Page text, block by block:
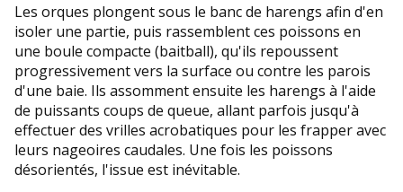
Les orques plongent sous le banc de harengs afin d'en
isoler une partie, puis rassemblent ces poissons en
une boule compacte (baitball), qu'ils repoussent
progressivement vers la surface ou contre les parois
d'une baie. Ils assomment ensuite les harengs à l'aide
de puissants coups de queue, allant parfois jusqu'à
effectuer des vrilles acrobatiques pour les frapper avec
leurs nageoires caudales. Une fois les poissons
désorientés, l'issue est inévitable.